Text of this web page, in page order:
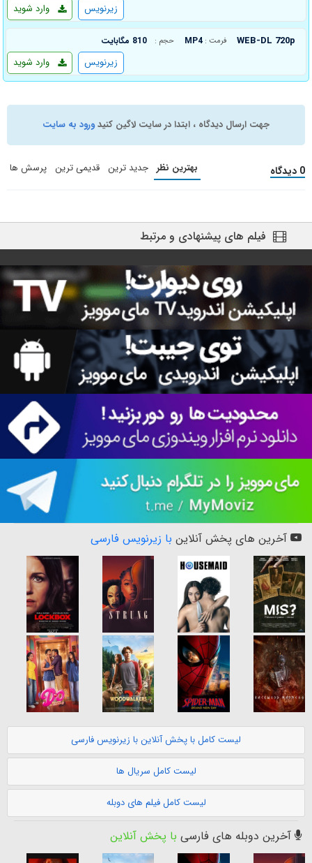
وارد شوید زیرنویس
WEB-DL 720p فرمت : MP4 حجم : 810 مگابایت
وارد شوید زیرنویس
جهت ارسال دیدگاه ، ابتدا در سایت لاگین کنیدورود به سایت
0 دیدگاه بهترین نظر جدید ترین قدیمی ترین پرسش ها
فیلم های پیشنهادی و مرتبط
آخرین های پخش آنلاین با زیرنویس فارسی
لیست کامل با پخش آنلاین با زیرنویس فارسی
لیست کامل سریال ها
لیست کامل فیلم های دوبله
آخرین دوبله های فارسی با پخش آنلاین